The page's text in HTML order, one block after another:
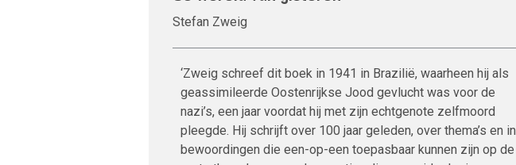
Stefan Zweig
‘Zweig schreef dit boek in 1941 in Brazilië, waarheen hij als
geassimileerde Oostenrijkse Jood gevlucht was voor de
nazi’s, een jaar voordat hij met zijn echtgenote zelfmoord
pleegde. Hij schrijft over 100 jaar geleden, over thema’s en in
bewoordingen die een-op-een toepasbaar kunnen zijn op de